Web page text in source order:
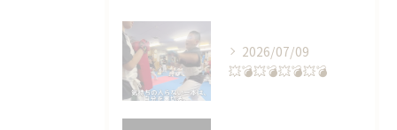
2026/07/09
💥💣💥💣💥💣💥💣